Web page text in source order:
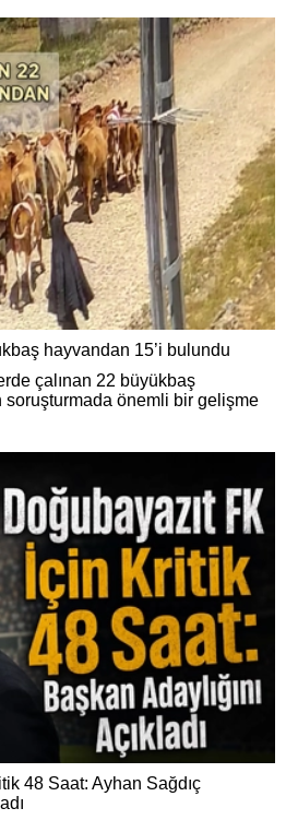
hayvandan 15’i bulundu
çalınan 22 büyükbaş
önemli bir gelişme
48 Saat: Ayhan Sağdıç